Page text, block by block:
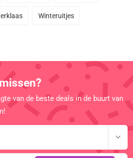
Winteruitjes
van de beste deals in de buurt van